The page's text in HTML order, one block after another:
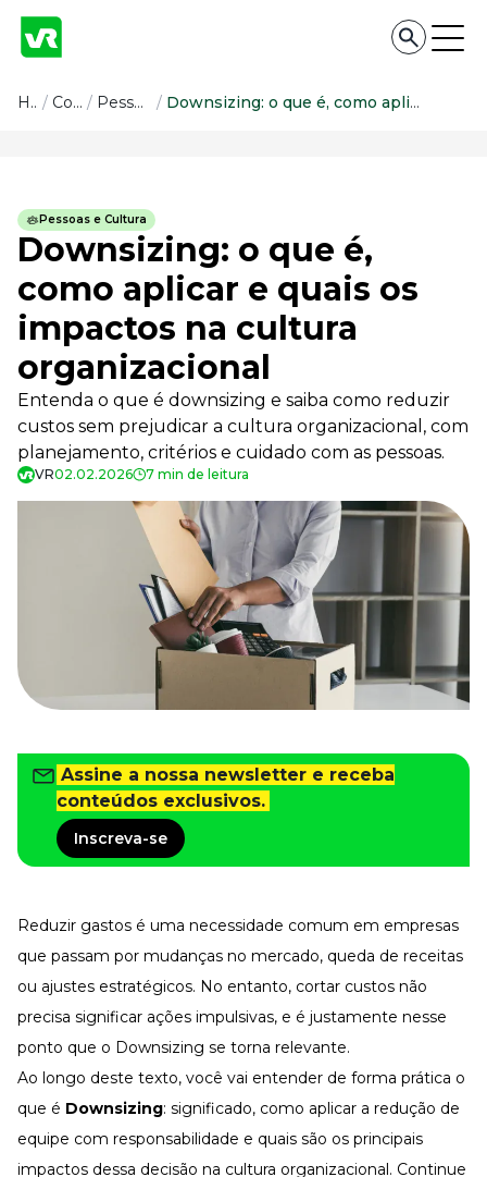
Conteúdo
Todas as categorias
Confira nossos conteúdos
Empreendedorismo
Impulsione o seu negócio
Legislação
Fique por dentro da lei
Pessoas e Cultura
Aprimore a cultura organizacional
Educação Financeira
Saiba como gerenciar o seu dinheiro
Para o Trabalhador
VR na Imprensa
Todos os Cursos
Departamento Pessoal
Para simplificar os processos
Gestão de Empresas e Negócios
Eleve os resultados da organização
Gestão de Pessoas e Liderança
Recursos Humanos
Fortaleça a cultura organizacional
Treinamento de Produto
Desenvolva a sua equipe
Materiais Gratuitos
Materiais Gratuitos
Todos os Materiais Gratuitos
Home / Conteúdo / Pessoas e Cultura / Downsizing: o que é, como aplicar e quais os impactos na cultura organizacional
Pessoas e Cultura
Downsizing: o que é,
como aplicar e quais os
impactos na cultura
organizacional
Entenda o que é downsizing e saiba como reduzir
custos sem prejudicar a cultura organizacional, com
planejamento, critérios e cuidado com as pessoas.
VR02.02.2026 7 min de leitura
Assine a nossa newsletter e receba
conteúdos exclusivos.
Inscreva-se
Reduzir gastos é uma necessidade comum em empresas
que passam por mudanças no mercado, queda de receitas
ou ajustes estratégicos. No entanto, cortar custos não
precisa significar ações impulsivas, e é justamente nesse
ponto que o Downsizing se torna relevante.
Ao longo deste texto, você vai entender de forma prática o
que é Downsizing: significado, como aplicar a redução de
equipe com responsabilidade e quais são os principais
impactos dessa decisão na cultura organizacional. Continue